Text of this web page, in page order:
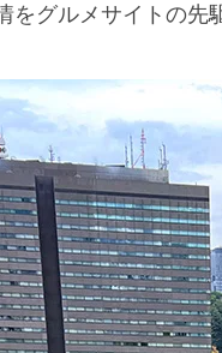
をグルメサイトの先